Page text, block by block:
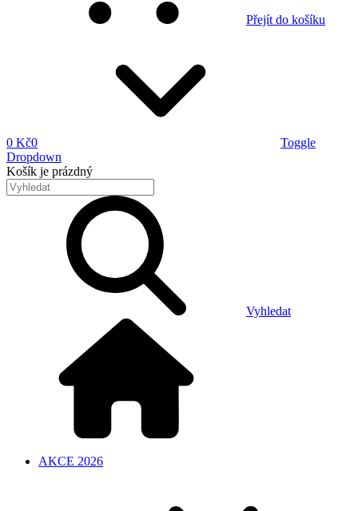
Přejít do košíku
0 Kč0
Toggle
Dropdown
Košík je prázdný
Vyhledat
AKCE 2026